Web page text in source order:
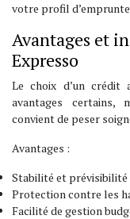
votre profil
Avantages et
Expresso
Le choix d’un crédit
avantages certains,
convient de peser
Avantages :
Stabilité et prévisibilité
Protection contre les
Facilité de gestion